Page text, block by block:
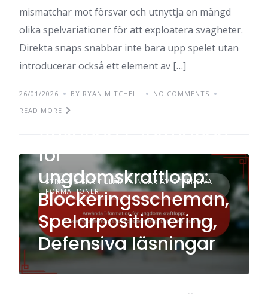
mismatchar mot försvar och utnyttja en mängd
olika spelvariationer för att exploatera svagheter.
Direkta snaps snabbar inte bara upp spelet utan
introducerar också ett element av […]
26/01/2026 BY RYAN MITCHELL
NO COMMENTS
READ MORE
STRATEGISKA TILLÄMPNINGAR AV OFFENSIVA
FORMATIONER
för
ungdomskraftlopp:
Blockeringsscheman,
Spelarpositionering,
Defensiva läsningar